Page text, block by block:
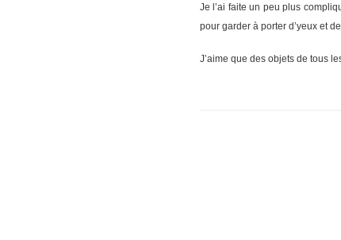
Je l’ai faite un peu plus
pour garder à porter d’yeux et
J’aime que des objets de tous